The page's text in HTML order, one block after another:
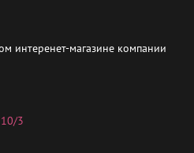
интеренет-магазине компании
3